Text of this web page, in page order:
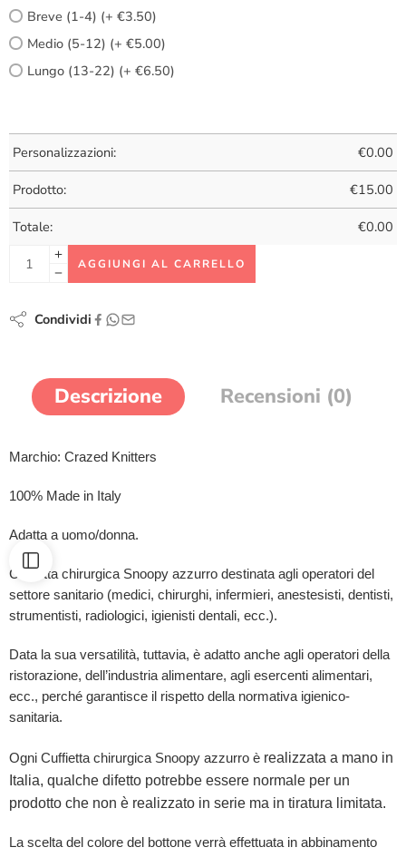
Breve (1-4) (+ €3.50)
Medio (5-12) (+ €5.00)
Lungo (13-22) (+ €6.50)
Personalizzazioni: €0.00
Prodotto: €15.00
Totale: €0.00
AGGIUNGI AL CARRELLO
Condividi
Descrizione Recensioni (0)
Marchio: Crazed Knitters
100% Made in Italy
Adatta a uomo/donna.
Cuffietta chirurgica Snoopy azzurro destinata agli operatori del
settore sanitario (medici, chirurghi, infermieri, anestesisti, dentisti,
strumentisti, radiologici, igienisti dentali, ecc.).
Data la sua versatilità, tuttavia, è adatto anche agli operatori della
ristorazione, dell’industria alimentare, agli esercenti alimentari,
ecc., perché garantisce il rispetto della normativa igienico-
sanitaria.
Ogni Cuffietta chirurgica Snoopy azzurro è realizzata a mano in
Italia, qualche difetto potrebbe essere normale per un
prodotto che non è realizzato in serie ma in tiratura limitata.
La scelta del colore del bottone verrà effettuata in abbinamento